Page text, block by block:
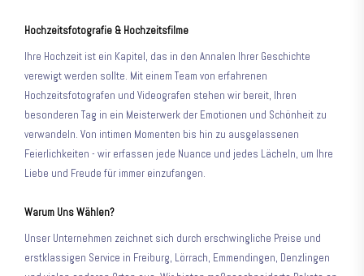
Hochzeitsfotografie & Hochzeitsfilme
Ihre Hochzeit ist ein Kapitel, das in den Annalen Ihrer Geschichte
verewigt werden sollte. Mit einem Team von erfahrenen
Hochzeitsfotografen und Videografen stehen wir bereit, Ihren
besonderen Tag in ein Meisterwerk der Emotionen und Schönheit zu
verwandeln. Von intimen Momenten bis hin zu ausgelassenen
Feierlichkeiten - wir erfassen jede Nuance und jedes Lächeln, um Ihre
Liebe und Freude für immer einzufangen.
Warum Uns Wählen?
Unser Unternehmen zeichnet sich durch erschwingliche Preise und
erstklassigen Service in Freiburg, Lörrach, Emmendingen, Denzlingen